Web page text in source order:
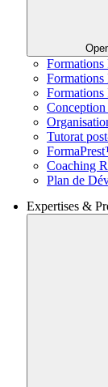
Formations
Formations
Formations
Conception
Tutorat
Coaching
Plan de
Expertises &